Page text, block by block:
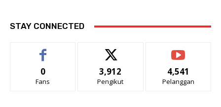
STAY CONNECTED
0
Fans
3,912
Pengikut
4,541
Pelanggan